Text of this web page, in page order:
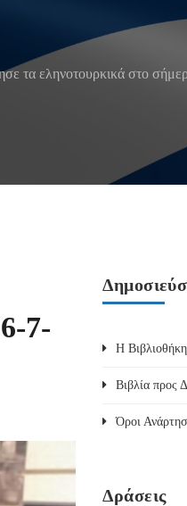
τα εληνοτουρκικά στο
7-
Η
Βιβλία προς
Όροι
Δράσεις